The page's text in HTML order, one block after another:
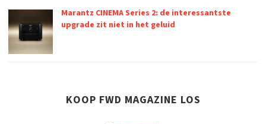
Marantz CINEMA Series 2: de interessantste
upgrade zit niet in het geluid
KOOP FWD MAGAZINE LOS